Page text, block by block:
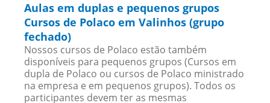
Aulas em duplas e pequenos grupos
Cursos de Polaco em Valinhos (grupo
fechado)
Nossos cursos de Polaco estão também
disponíveis para pequenos grupos (Cursos em
dupla de Polaco ou cursos de Polaco ministrado
na empresa e em pequenos grupos). Todos os
participantes devem ter as mesmas